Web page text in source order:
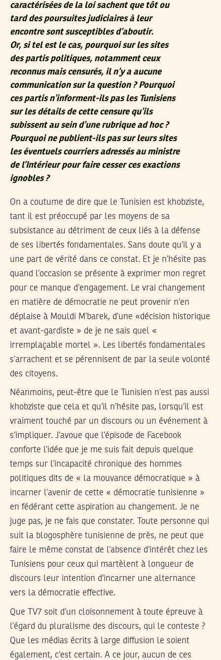
caractérisées de la loi sachent que tôt ou
tard des poursuites judiciaires à leur
encontre sont susceptibles d’aboutir.
Or, si tel est le cas, pourquoi sur les sites
des partis politiques, notamment ceux
reconnus mais censurés, il n’y a aucune
communication sur la question ? Pourquoi
ces partis n’informent-ils pas les Tunisiens
sur les détails de cette censure qu’ils
subissent au sein d’une rubrique ad hoc ?
Pourquoi ne publient-ils pas sur leurs sites
les éventuels courriers adressés au ministre
de l’Intérieur pour faire cesser ces exactions
ignobles ?
On a coutume de dire que le Tunisien est khobziste,
tant il est préoccupé par les moyens de sa
subsistance au détriment de ceux liés à la défense
de ses libertés fondamentales. Sans doute qu’il y a
une part de vérité dans ce constat. Et je n’hésite pas
quand l’occasion se présente à exprimer mon regret
pour ce manque d’engagement. Le vrai changement
en matière de démocratie ne peut provenir n’en
déplaise à Mouldi M’barek, d’une «décision historique
et avant-gardiste » de je ne sais quel «
irremplaçable mortel ». Les libertés fondamentales
s’arrachent et se pérennisent de par la seule volonté
des citoyens.
Néanmoins, peut-être que le Tunisien n’est pas aussi
khobziste que cela et qu’il n’hésite pas, lorsqu’il est
vraiment touché par un discours ou un événement à
s’impliquer. J’avoue que l’épisode de Facebook
conforte l’idée que je me suis fait depuis quelque
temps sur l’incapacité chronique des hommes
politiques dits de « la mouvance démocratique » à
incarner l’avenir de cette « démocratie tunisienne »
en fédérant cette aspiration au changement. Je ne
juge pas, je ne fais que constater. Toute personne qui
suit la blogosphère tunisienne de près, ne peut que
faire le même constat de l’absence d’intérêt chez les
Tunisiens pour ceux qui martèlent à longueur de
discours leur intention d’incarner une alternance
vers la démocratie effective.
Que TV7 soit d’un cloisonnement à toute épreuve à
l’égard du pluralisme des discours, qui le conteste ?
Que les médias écrits à large diffusion le soient
également, c’est certain. A ce jour, aucun de ces